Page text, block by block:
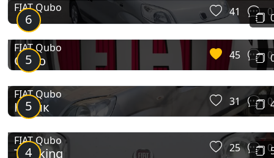
6
FIAT Qubo 41 0
5
FIAT Qubo
Qubo 45 0
5
FIAT Qubo
Кубик 31 0
4
FIAT Qubo
Trekking 25 0